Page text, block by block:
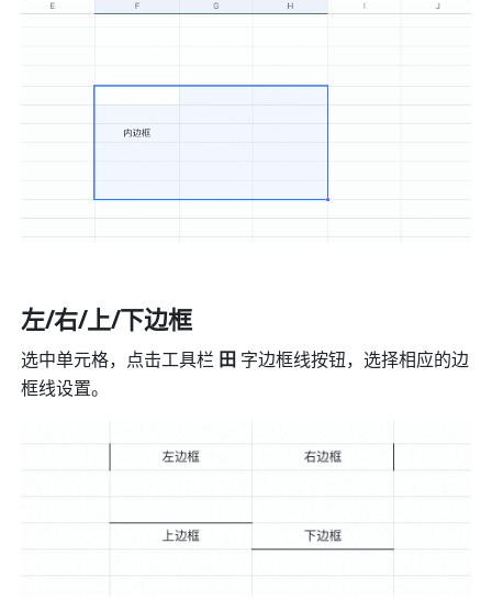
左/右/上/下边框
选中单元格，点击工具栏 田 字边框线按钮，选择相应的边
框线设置。